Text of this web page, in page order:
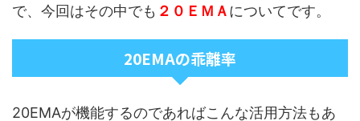
で、今回はその中でも ２０ＥＭＡについてです。
20EMAの乖離率
20EMAが機能するのであればこんな活用方法もあ